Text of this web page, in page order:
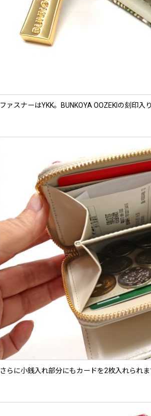
ファスナーはYKK。BUNKOYA OOZEKIの刻印入り
さらに小銭入れ部分にもカードを2枚入れられま